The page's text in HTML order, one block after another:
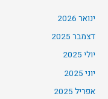
ינואר 2026
דצמבר 2025
יולי 2025
יוני 2025
אפריל 2025